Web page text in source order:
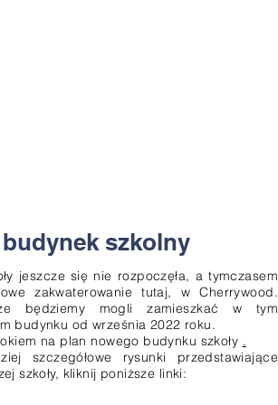
szkolny
jeszcze się nie rozpoczęła, a tymczasem
zakwaterowanie tutaj, w Cherrywood.
będziemy mogli zamieszkać w tym
budynku od września 2022 roku.
na plan nowego budynku szkoły .
szczegółowe rysunki przedstawiające
szkoły, kliknij poniższe linki: